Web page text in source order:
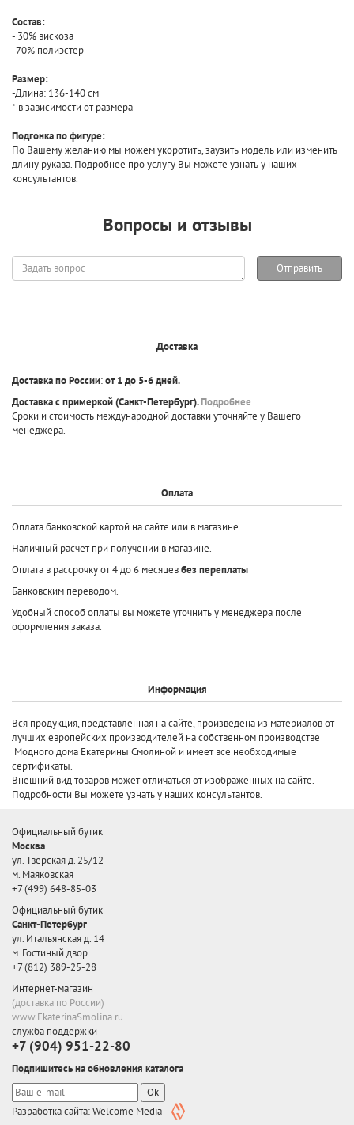
Состав:
- 30% вискоза
-70% полиэстер
Размер:
-Длина: 136-140 см
*-в зависимости от размера
Подгонка по фигуре:
По Вашему желанию мы можем укоротить, заузить модель или изменить
длину рукава. Подробнее про услугу Вы можете узнать у наших
консультантов.
Вопросы и отзывы
Задать
вопрос
Отправить
Доставка
Доставка по России:от 1 до 5-6 дней.
Доставка с примеркой(Санкт-Петербург).Подробнее
Сроки и стоимость международной доставки уточняйте у Вашего
менеджера.
Оплата
Оплата банковской картой на сайте или в магазине.
Наличный расчет при получении в магазине.
Оплата в рассрочку от 4 до 6 месяцевбез переплаты
Банковским переводом.
Удобный способ оплаты вы можете уточнить у менеджера после
оформления заказа.
Информация
Вся продукция, представленная на сайте, произведена из материалов от
лучших европейских производителей на собственном производстве
Модного дома Екатерины Смолиной и имеет все необходимые
сертификаты.
Внешний вид товаров может отличаться от изображенных на сайте.
Подробности Вы можете узнать у наших консультантов.
Официальный бутик
Москва
ул. Тверская д. 25/12
м. Маяковская
+7 (499) 648-85-03
Официальный бутик
Санкт-Петербург
ул. Итальянская д. 14
м. Гостиный двор
+7 (812) 389-25-28
Интернет-магазин
(доставка по России)
www.EkaterinaSmolina.ru
служба поддержки
+7 (904) 951-22-80
Подпишитесь на обновления каталога
Ok
Разработка сайта: Welcome Media